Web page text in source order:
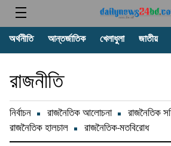
অর্থনীতি আন্তর্জাতিক খেলাধুলা জাতীয়
রাজনীতি
নির্বাচন রাজনৈতিক আলোচনা
রাজনৈতিক
রাজনৈতিক হালচাল
রাজনৈতিক-মতবিরোধ